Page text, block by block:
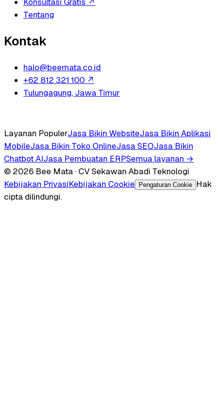
Tentang
Kontak
halo@beemata.co.id
+62 812 321 100 ↗
Tulungagung, Jawa Timur
Layanan PopulerJasa Bikin WebsiteJasa Bikin Aplikasi
MobileJasa Bikin Toko OnlineJasa SEOJasa Bikin
Chatbot AIJasa Pembuatan ERPSemua layanan →
© 2026 Bee Mata · CV Sekawan Abadi Teknologi
Kebijakan PrivasiKebijakan Cookie Pengaturan Cookie
Hak
cipta dilindungi.